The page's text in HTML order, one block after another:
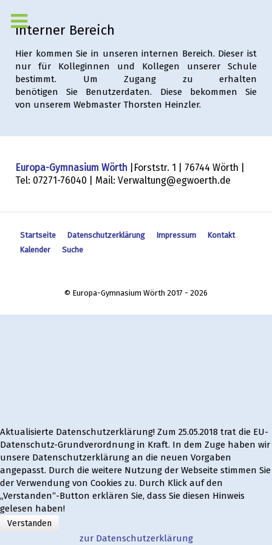
Interner Bereich
Hier kommen Sie in unseren internen Bereich. Dieser ist
nur für Kolleginnen und Kollegen unserer Schule
bestimmt. Um Zugang zu erhalten
benötigen Sie Benutzerdaten. Diese bekommen Sie
von unserem Webmaster Thorsten Heinzler.
Europa-Gymnasium Wörth |Forststr. 1 | 76744 Wörth |
Tel: 07271-76040 | Mail: Verwaltung@egwoerth.de
Startseite Datenschutzerklärung Impressum
Kontakt
Kalender
Suche
© Europa-Gymnasium Wörth 2017 - 2026
Aktualisierte Datenschutzerklärung! Zum 25.05.2018 trat die EU-
Datenschutz-Grundverordnung in Kraft. In dem Zuge haben wir
unsere Datenschutzerklärung an die neuen Vorgaben
angepasst. Durch die weitere Nutzung der Webseite stimmen Sie
der Verwendung von Cookies zu. Durch Klick auf den
„Verstanden“-Button erklären Sie, dass Sie diesen Hinweis
gelesen haben!
Verstanden
zur Datenschutzerklärung